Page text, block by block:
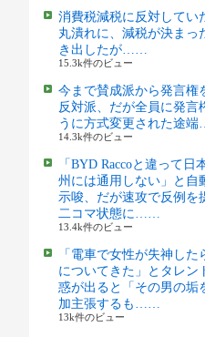
消費税減税に反対してい
丸潰れに、減税が決まっ
き出したが……
15.3k件のビュー
今まで賛成派から発言権
反対派、だが全員に発言
うに方式変更された途
14.3k件のビュー
「BYD Raccoと違って日
州には通用しない」と自
示唆、だが速攻で反例を
二コマ状態に……
13.4k件のビュー
「電車で女性が失神し
についてきた」とタレン
惑が出ると「その男の垢
加主張するも……
13k件のビュー